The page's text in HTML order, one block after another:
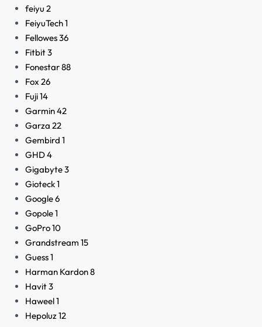
feiyu 2
FeiyuTech1
Fellowes36
Fitbit3
Fonestar88
Fox 26
Fuji14
Garmin42
Garza 22
Gembird 1
GHD4
Gigabyte3
Gioteck1
Google6
Gopole1
GoPro10
Grandstream 15
Guess1
Harman Kardon8
Havit3
Haweel1
Hepoluz12